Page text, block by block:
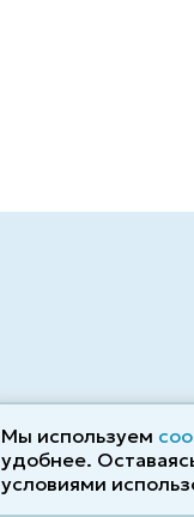
Мы используем
удобнее.
условиями